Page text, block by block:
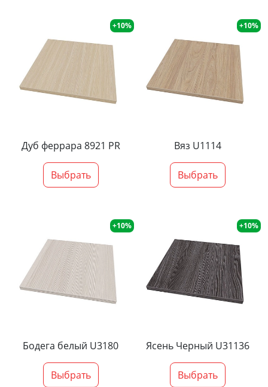
+10%
Дуб феррара 8921 PR
Выбрать
+10%
Вяз U1114
Выбрать
+10%
Бодега белый U3180
Выбрать
+10%
Ясень Черный U31136
Выбрать